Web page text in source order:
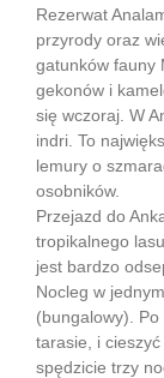
Rezerwat
przyrody oraz
gatunków fauny
gekonów i
się wczoraj. W
indri. To
lemury o
osobników.
Przejazd do
tropikalnego
jest bardzo
Nocleg w
(bungalowy).
tarasie, i cieszyć
spędzicie trzy